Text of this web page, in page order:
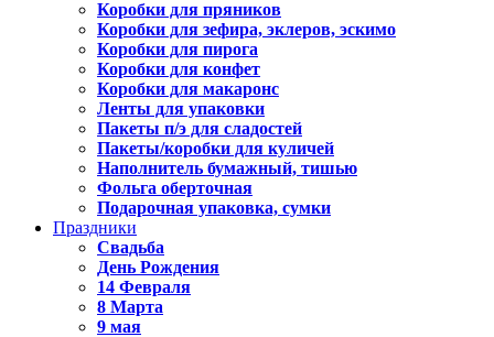
Коробки для пряников
Коробки для зефира, эклеров, эскимо
Коробки для пирога
Коробки для конфет
Коробки для макаронс
Ленты для упаковки
Пакеты п/э для сладостей
Пакеты/коробки для куличей
Наполнитель бумажный, тишью
Фольга оберточная
Подарочная упаковка, сумки
Праздники
Свадьба
День Рождения
14 Февраля
8 Марта
9 мая